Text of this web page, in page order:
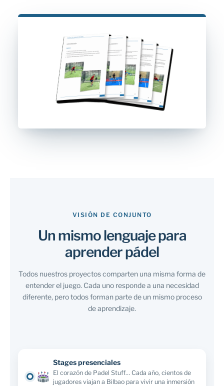
VISIÓN DE CONJUNTO
Un mismo lenguaje para
aprender pádel
Todos nuestros proyectos comparten una misma forma de
entender el juego. Cada uno responde a una necesidad
diferente, pero todos forman parte de un mismo proceso
de aprendizaje.
Stages presenciales
El corazón de Padel Stuff… Cada año, cientos de
jugadores viajan a Bilbao para vivir una inmersión